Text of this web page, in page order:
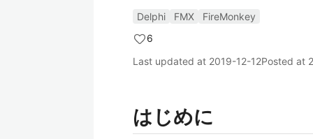
Delphi FMX
FireMonkey
6
Last updated at 2019-12-12Posted at
はじめに